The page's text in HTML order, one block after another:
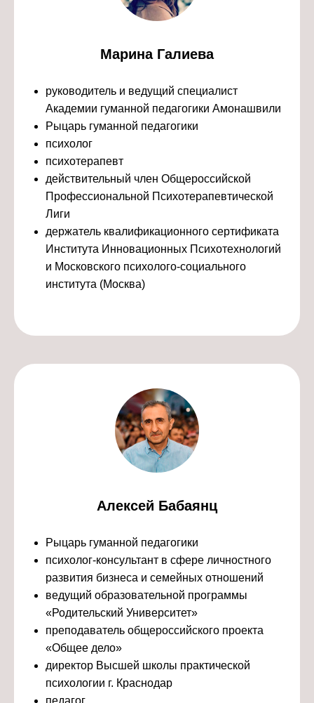
Марина Галиева
руководитель и ведущий специалист
Академии гуманной педагогики Амонашвили
Рыцарь гуманной педагогики
психолог
психотерапевт
действительный член Общероссийской
Профессиональной Психотерапевтической
Лиги
держатель квалификационного сертификата
Института Инновационных Психотехнологий
и Московского психолого-социального
института (Москва)
Алексей Бабаянц
Рыцарь гуманной педагогики
психолог-консультант в сфере личностного
развития бизнеса и семейных отношений
ведущий образовательной программы
«Родительский Университет»
преподаватель общероссийского проекта
«Общее дело»
директор Высшей школы практической
психологии г. Краснодар
педагог